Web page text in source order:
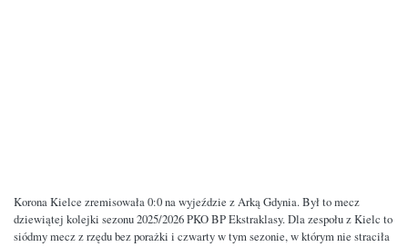
Korona Kielce zremisowała 0:0 na wyjeździe z Arką Gdynia. Był to mecz
dziewiątej kolejki sezonu 2025/2026 PKO BP Ekstraklasy. Dla zespołu z Kielc to
siódmy mecz z rzędu bez porażki i czwarty w tym sezonie, w którym nie straciła